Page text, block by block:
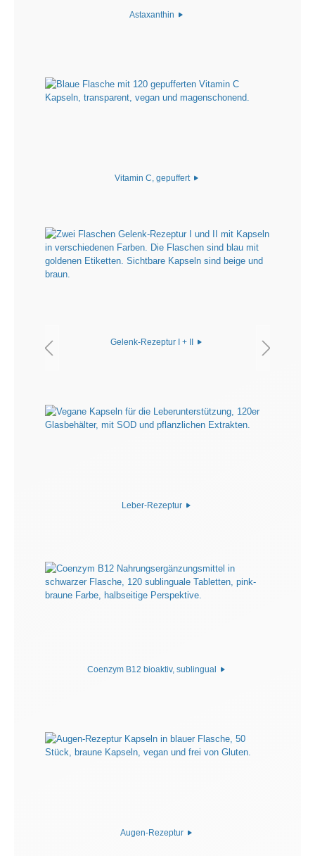
Astaxanthin
Vitamin C, gepuffert
Gelenk-Rezeptur I + II
Leber-Rezeptur
Coenzym B12 bioaktiv, sublingual
Augen-Rezeptur